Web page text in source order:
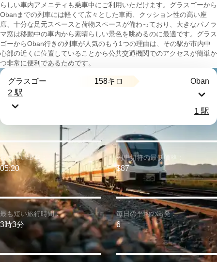
らしい車内アメニティも乗車中にご利用いただけます。グラスゴーから
Obanまでの列車には軽くて広々とした車両、クッション性の高い座
席、十分な足元スペースと荷物スペースが備わっており、大きなパノラ
マ窓は移動中の車内から素晴らしい景色を眺めるのに最適です。グラス
ゴーからOban行きの列車が人気のもう1つの理由は、その駅が市内中
心部の近くに位置していることから公共交通機関でのアクセスが簡単か
つ非常に便利であるためです。
グラスゴー 158キロ Oban
2 駅
1 駅
最も短い旅行時間：
3時3分
最も早い出発：
05:20
列車切符の最低価格：
$87
毎日の平均の出発：
6